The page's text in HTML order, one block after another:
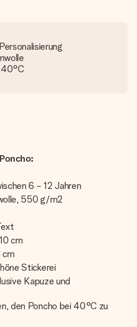
40°C
6 - 12 Jahren
550 g/m2
cm
cm
Stickerei
Kapuze und
den Poncho bei 40°C zu